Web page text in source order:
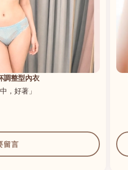
調整型內衣
，好著」
留言